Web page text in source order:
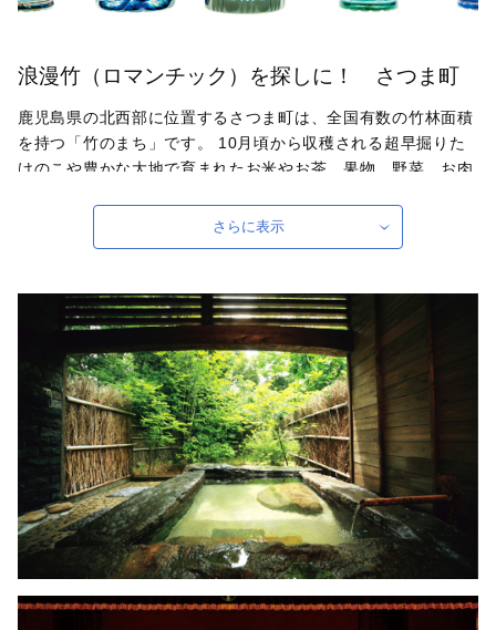
浪漫竹（ロマンチック）を探しに！ さつま町
鹿児島県の北西部に位置するさつま町は、全国有数の竹林面積
を持つ「竹のまち」です。 10月頃から収穫される超早掘りた
けのこや豊かな大地で育まれたお米やお茶、果物、野菜、お肉
温泉、紫尾温泉という２つの温泉地があり、20か所以上の温泉
施設では、さまざまな泉質が楽しめます。さつま町は、古くか
温泉地となっています。 さつま町が誇る魅力的なお礼の品を
ぜひ一度お試しいただき、さつま町の魅力をぜひ感じてみてく
自治体ホームページはこちら （外部サイト）
外部サイトへ遷移します。
個人情報の保護は遷移先サイトの方針に従います。
さらに表示